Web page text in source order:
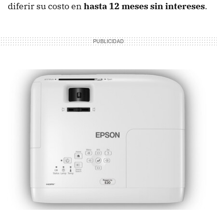
diferir su costo en hasta 12 meses sin intereses.